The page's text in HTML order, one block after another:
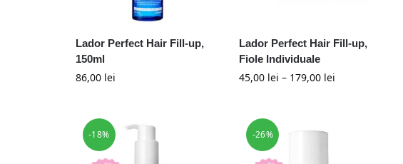
Lador Perfect Hair Fill-up,
150ml
86,00 lei
Lador Perfect Hair Fill-up,
Fiole Individuale
45,00 lei – 179,00 lei
-18% -26%